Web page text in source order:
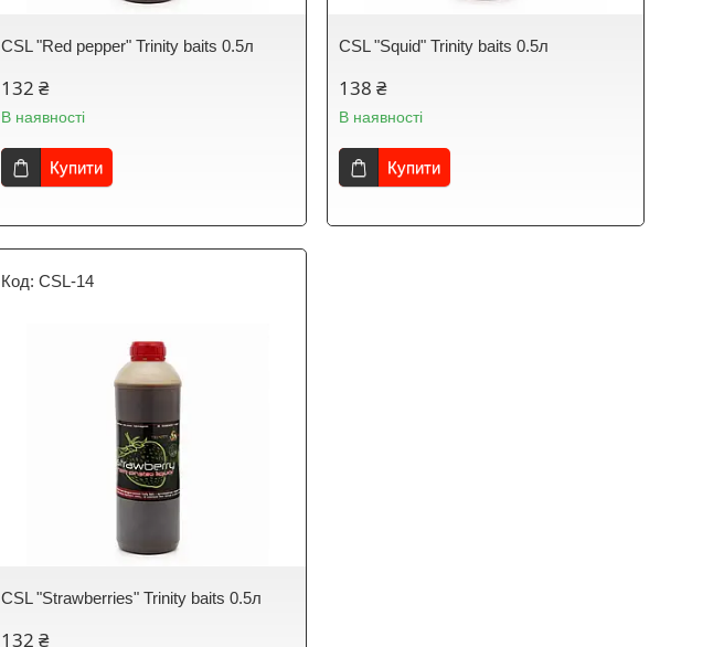
CSL "Red pepper" Trinity baits 0.5л
132 ₴
В наявності
Купити
CSL "Squid" Trinity baits 0.5л
138 ₴
В наявності
Купити
CSL-14
CSL "Strawberries" Trinity baits 0.5л
132 ₴